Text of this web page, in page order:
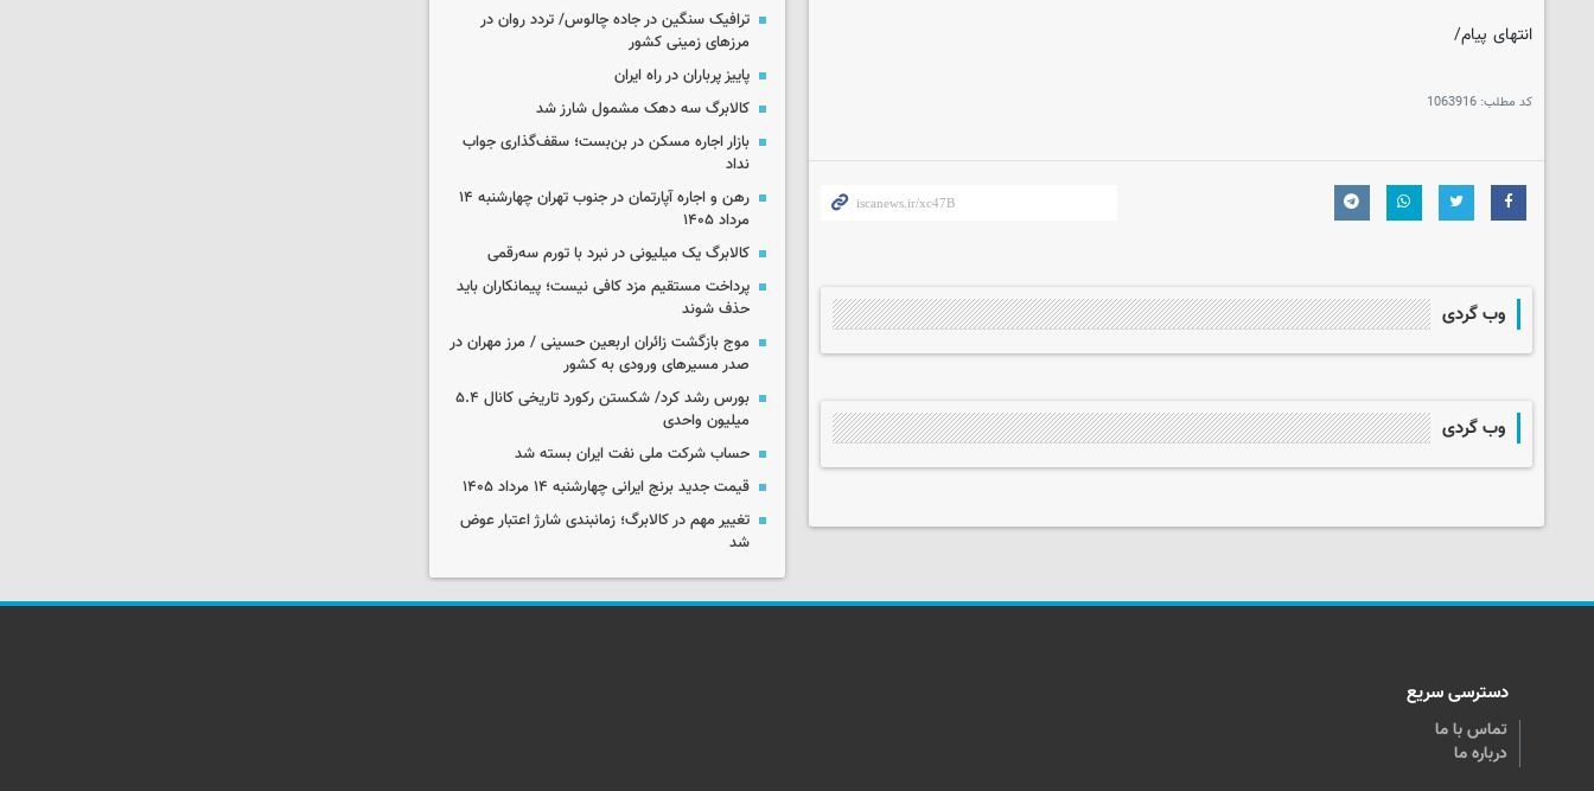
انتهای پیام/
کد مطلب: 1063916
وب گردی
وب گردی
ترافیک سنگین در جاده چالوس/ تردد روان در
مرزهای زمینی کشور
پاییز پرباران در راه ایران
کالابرگ سه دهک مشمول شارز شد
بازار اجاره مسکن در بن‌بست؛ سقف‌گذاری جواب
نداد
رهن و اجاره آپارتمان در جنوب تهران چهارشنبه ۱۴
مرداد ۱۴۰۵
کالابرگ یک میلیونی در نبرد با تورم سه‌رقمی
پرداخت مستقیم مزد کافی نیست؛ پیمانکاران باید
حذف شوند
موج بازگشت زائران اربعین حسینی / مرز مهران در
صدر مسیرهای ورودی به کشور
بورس رشد کرد/ شکستن رکورد تاریخی کانال ۵.۴
میلیون واحدی
حساب‌ شرکت ملی نفت ایران بسته شد
قیمت جدید برنج ایرانی چهارشنبه ۱۴ مرداد ۱۴۰۵
تغییر مهم در کالابرگ؛ زمانبندی‌ شارژ اعتبار عوض
شد
دسترسی سریع
تماس با ما
درباره ما